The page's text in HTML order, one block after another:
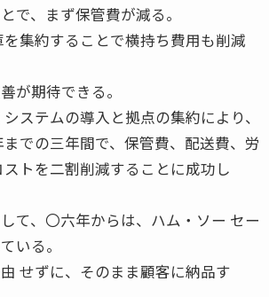
で、まず保管費が減る。
集約することで横持ち費用も削減
が期待できる。
ステムの導入と拠点の集約により、
での三年間で、保管費、配送費、労
トを二割削減することに成功し
て、〇六年からは、ハム・ソー セー
いる。
せずに、そのまま顧客に納品す